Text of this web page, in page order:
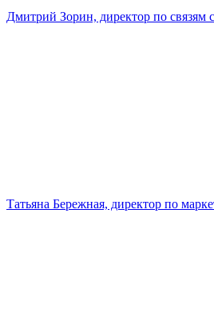
Дмитрий Зорин, директор по связям
Татьяна Бережная, директор по